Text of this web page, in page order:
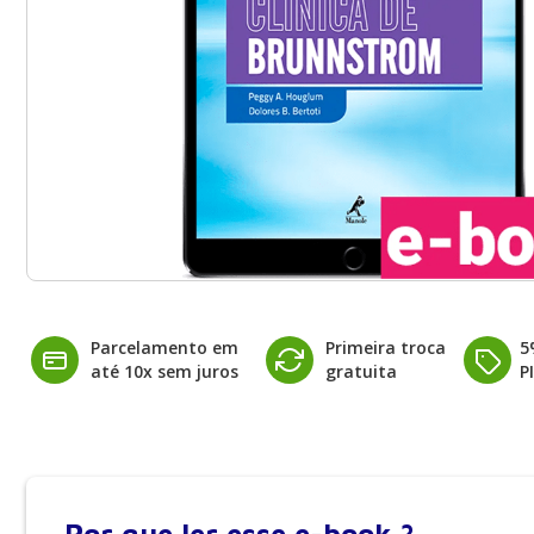
Parcelamento em
até 10x sem juros
Primeira troca
gratuita